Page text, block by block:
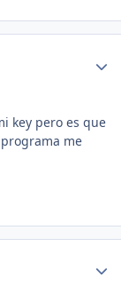
key pero es que
me